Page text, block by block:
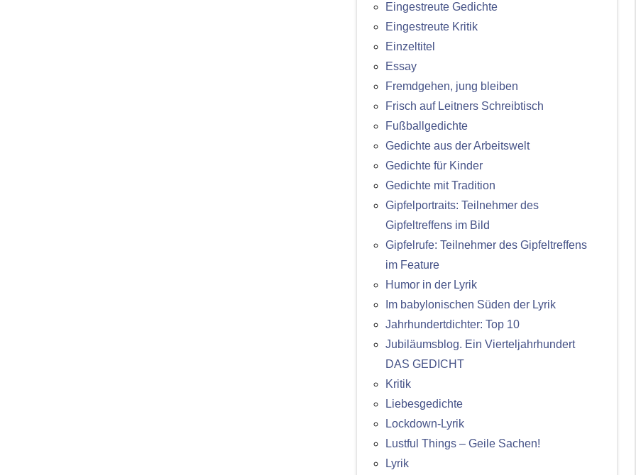
Eingestreute Gedichte
Eingestreute Kritik
Einzeltitel
Essay
Fremdgehen, jung bleiben
Frisch auf Leitners Schreibtisch
Fußballgedichte
Gedichte aus der Arbeitswelt
Gedichte für Kinder
Gedichte mit Tradition
Gipfelportraits: Teilnehmer des
Gipfeltreffens im Bild
Gipfelrufe: Teilnehmer des Gipfeltreffens
im Feature
Humor in der Lyrik
Im babylonischen Süden der Lyrik
Jahrhundertdichter: Top 10
Jubiläumsblog. Ein Vierteljahrhundert
DAS GEDICHT
Kritik
Liebesgedichte
Lockdown-Lyrik
Lustful Things – Geile Sachen!
Lyrik